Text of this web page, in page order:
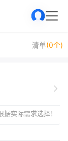
清单(0个)
实际需求选择！